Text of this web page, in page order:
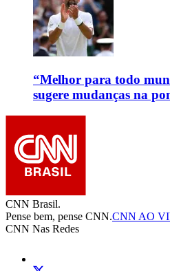
“Melhor para todo
sugere mudanças na
CNN Brasil.
Pense bem, pense CNN.CNN AO
CNN Nas Redes